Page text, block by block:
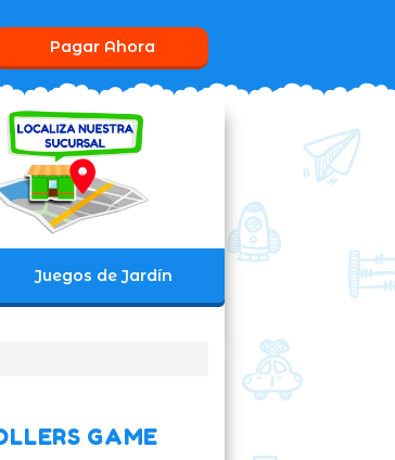
Pagar Ahora
Juegos de Jardín
GAME